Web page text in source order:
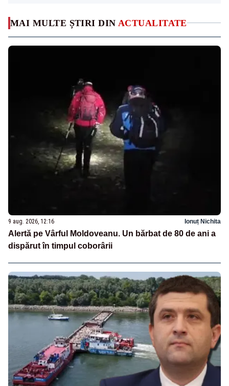
MAI MULTE ȘTIRI DIN ACTUALITATE
9 aug. 2026, 12:16 Ionuț Nichita
Alertă pe Vârful Moldoveanu. Un bărbat de 80 de ani a
dispărut în timpul coborârii